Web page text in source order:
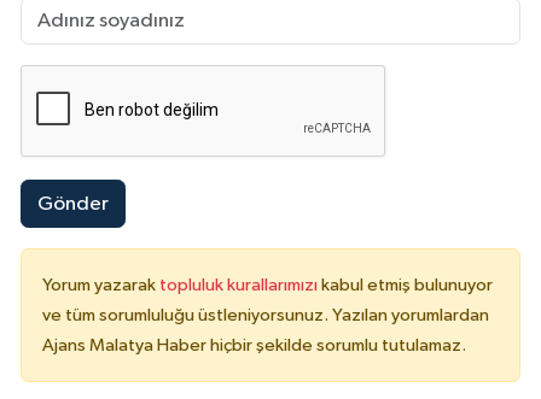
Gönder
Yorum yazarak topluluk kurallarımızı kabul etmiş bulunuyor
ve tüm sorumluluğu üstleniyorsunuz. Yazılan yorumlardan
Ajans Malatya Haber hiçbir şekilde sorumlu tutulamaz.